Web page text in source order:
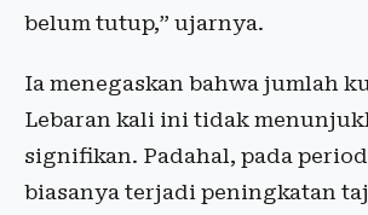
belum tutup,” ujarnya.
Ia menegaskan bahwa jumlah
Lebaran kali ini tidak
signifikan. Padahal, pada
biasanya terjadi peningkatan